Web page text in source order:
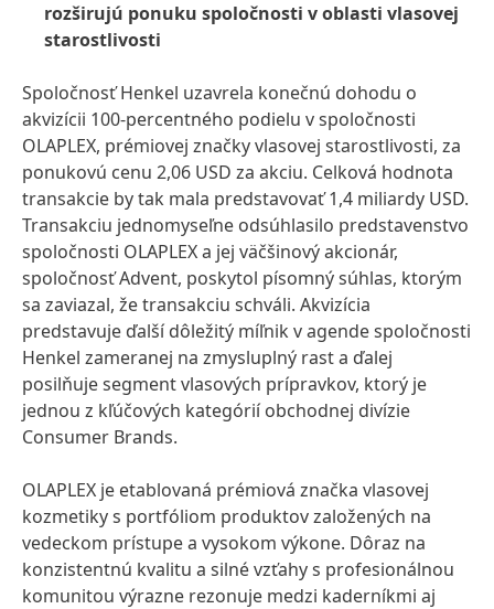
rozširujú ponuku spoločnosti v oblasti vlasovej
starostlivosti
Spoločnosť Henkel uzavrela konečnú dohodu o
akvizícii 100-percentného podielu v spoločnosti
OLAPLEX, prémiovej značky vlasovej starostlivosti, za
ponukovú cenu 2,06 USD za akciu. Celková hodnota
transakcie by tak mala predstavovať 1,4 miliardy USD.
Transakciu jednomyseľne odsúhlasilo predstavenstvo
spoločnosti OLAPLEX a jej väčšinový akcionár,
spoločnosť Advent, poskytol písomný súhlas, ktorým
sa zaviazal, že transakciu schváli. Akvizícia
predstavuje ďalší dôležitý míľnik v agende spoločnosti
Henkel zameranej na zmysluplný rast a ďalej
posilňuje segment vlasových prípravkov, ktorý je
jednou z kľúčových kategórií obchodnej divízie
Consumer Brands.
OLAPLEX je etablovaná prémiová značka vlasovej
kozmetiky s portfóliom produktov založených na
vedeckom prístupe a vysokom výkone. Dôraz na
konzistentnú kvalitu a silné vzťahy s profesionálnou
komunitou výrazne rezonuje medzi kaderníkmi aj